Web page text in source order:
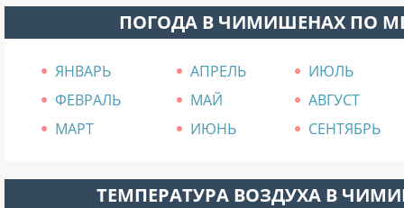
ПОГОДА В ЧИМИШЕНАХ ПО
ЯНВАРЬ АПРЕЛЬ
ИЮЛЬ
ФЕВРАЛЬ
МАЙ
АВГУСТ
МАРТ
ИЮНЬ СЕНТЯБРЬ
ТЕМПЕРАТУРА ВОЗДУХА В